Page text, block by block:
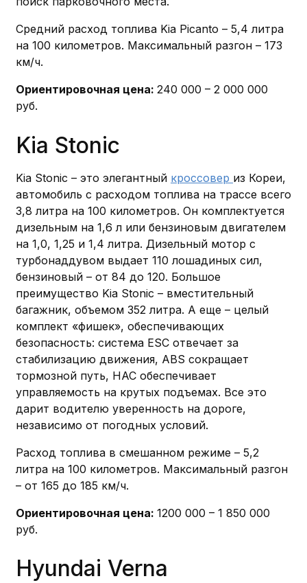
Средний расход топлива Kia Picanto – 5,4 литра
на 100 километров. Максимальный разгон – 173
км/ч.
Ориентировочная цена: 240 000 – 2 000 000
руб.
Kia Stonic
Kia Stonic – это элегантный кроссовер из Кореи,
автомобиль с расходом топлива на трассе всего
3,8 литра на 100 километров. Он комплектуется
дизельным на 1,6 л или бензиновым двигателем
на 1,0, 1,25 и 1,4 литра. Дизельный мотор с
турбонаддувом выдает 110 лошадиных сил,
бензиновый – от 84 до 120. Большое
преимущество Kia Stonic – вместительный
багажник, объемом 352 литра. А еще – целый
комплект «фишек», обеспечивающих
безопасность: система ESC отвечает за
стабилизацию движения, ABS сокращает
тормозной путь, HAC обеспечивает
управляемость на крутых подъемах. Все это
дарит водителю уверенность на дороге,
независимо от погодных условий.
Расход топлива в смешанном режиме – 5,2
литра на 100 километров. Максимальный разгон
– от 165 до 185 км/ч.
Ориентировочная цена: 1200 000 – 1 850 000
руб.
Hyundai Verna